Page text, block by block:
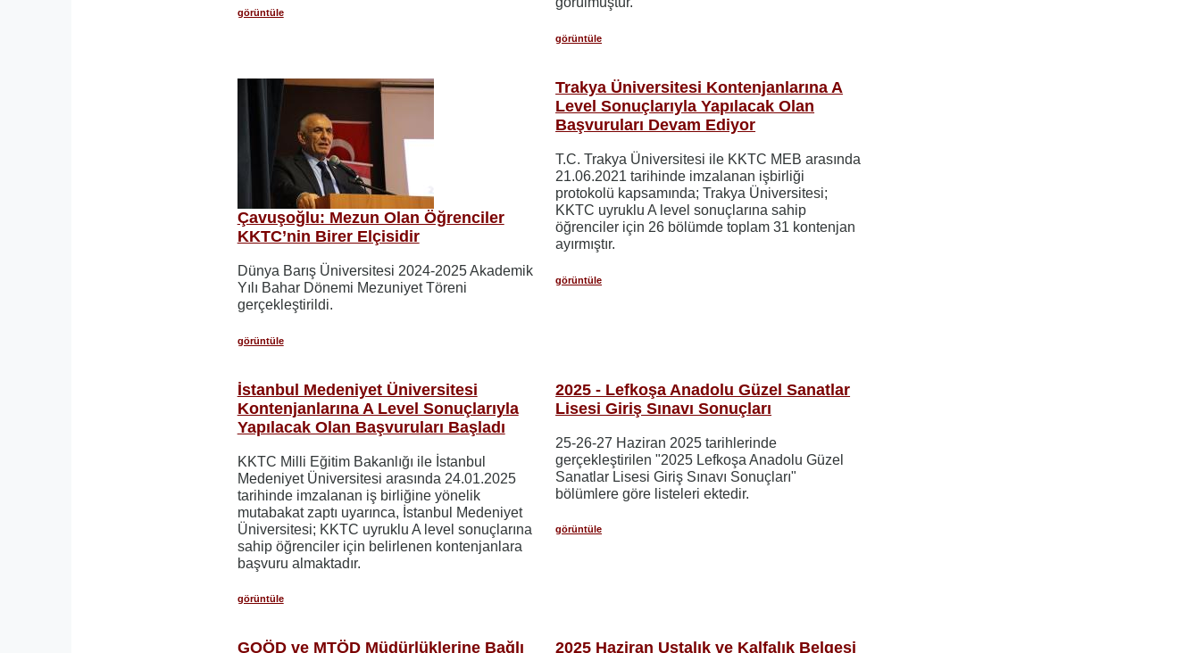
görüntüle
görüntüle
Çavuşoğlu: Mezun Olan Öğrenciler
KKTC’nin Birer Elçisidir
Dünya Barış Üniversitesi 2024-2025 Akademik
Yılı Bahar Dönemi Mezuniyet Töreni
gerçekleştirildi.
görüntüle
Trakya Üniversitesi Kontenjanlarına A
Level Sonuçlarıyla Yapılacak Olan
Başvuruları Devam Ediyor
T.C. Trakya Üniversitesi ile KKTC MEB arasında
21.06.2021 tarihinde imzalanan işbirliği
protokolü kapsamında; Trakya Üniversitesi;
KKTC uyruklu A level sonuçlarına sahip
öğrenciler için 26 bölümde toplam 31 kontenjan
ayırmıştır.
görüntüle
İstanbul Medeniyet Üniversitesi
Kontenjanlarına A Level Sonuçlarıyla
Yapılacak Olan Başvuruları Başladı
KKTC Milli Eğitim Bakanlığı ile İstanbul
Medeniyet Üniversitesi arasında 24.01.2025
tarihinde imzalanan iş birliğine yönelik
mutabakat zaptı uyarınca, İstanbul Medeniyet
Üniversitesi; KKTC uyruklu A level sonuçlarına
sahip öğrenciler için belirlenen kontenjanlara
başvuru almaktadır.
görüntüle
2025 - Lefkoşa Anadolu Güzel Sanatlar
Lisesi Giriş Sınavı Sonuçları
25-26-27 Haziran 2025 tarihlerinde
gerçekleştirilen "2025 Lefkoşa Anadolu Güzel
Sanatlar Lisesi Giriş Sınavı Sonuçları"
bölümlere göre listeleri ektedir.
görüntüle
GOÖD ve MTÖD Müdürlüklerine Bağlı 2025 Haziran Ustalık ve Kalfalık Belgesi